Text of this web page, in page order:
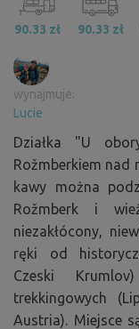
90.33 zł 90.33 zł
wynajmuje:
Lucie
Działka "U
Rožmberkiem nad
kawy można
Rožmberk i
niezakłócony,
ręki od
Czeski
trekkingowych
Austria). Miejsce